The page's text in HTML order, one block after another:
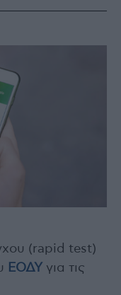
(rapid test)
ΕΟΔΥ για τις